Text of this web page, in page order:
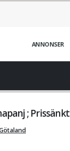
ANNONSER
; Prissänkt